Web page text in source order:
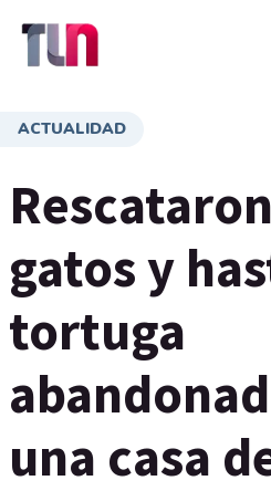
ACTUALIDAD
gatos y
tortuga
una casa